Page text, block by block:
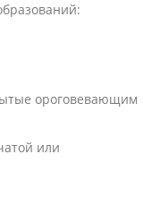
ороговевающим
или